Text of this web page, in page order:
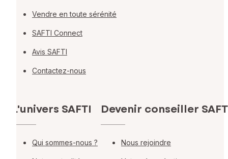
Vendre en toute sérénité
SAFTI Connect
Avis SAFTI
Contactez-nous
L'univers SAFTI
Qui sommes-nous ?
Devenir conseiller
Nous rejoindre